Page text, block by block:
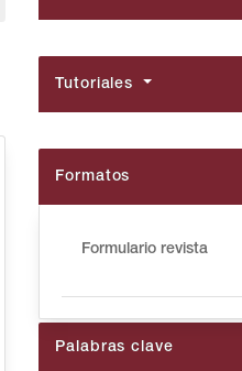
Tutoriales
Formatos
Formulario revista
Palabras clave